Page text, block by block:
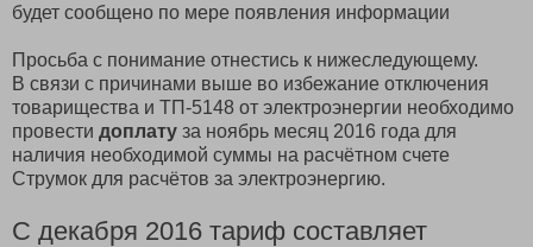
будет сообщено по мере появления информации
Просьба с понимание отнестись к нижеследующему.
В связи с причинами выше во избежание отключения
товарищества и ТП-5148 от электроэнергии необходимо
провести доплату за ноябрь месяц 2016 года для
наличия необходимой суммы на расчётном счете
Струмок для расчётов за электроэнергию.
С декабря 2016 тариф составляет